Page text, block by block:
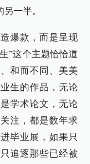
一半。
爆款，而是呈现
”这个主题恰恰道
和而不同、美美
生的作品，无论
学术论文，无论
注，都是数年求
毕业展，如果只
追逐那些已经被